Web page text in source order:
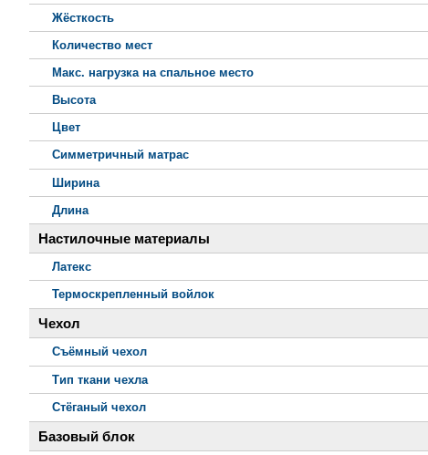
Жёсткость
Количество мест
Макс. нагрузка на спальное место
Высота
Цвет
Симметричный матрас
Ширина
Длина
Настилочные материалы
Латекс
Термоскрепленный войлок
Чехол
Съёмный чехол
Тип ткани чехла
Стёганый чехол
Базовый блок